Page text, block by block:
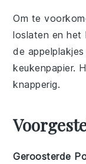
Om te
loslaten en het
de appelplakjes
keukenpapier.
knapperig.
Geroosterde